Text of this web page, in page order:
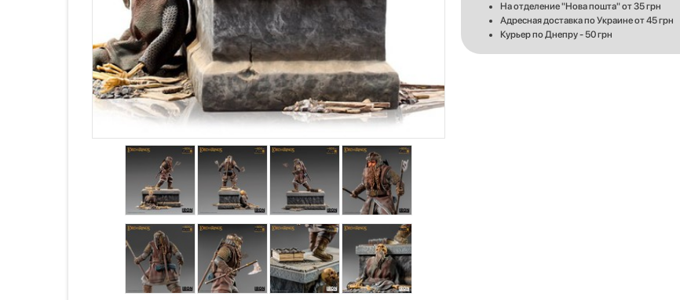
На отделение "Нова пошта" от 35 грн
Адресная доставка по Украине от 45 грн
Курьер по Днепру - 50 грн